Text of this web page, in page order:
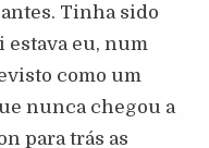
Tinha sido
estava eu, num
como um
nunca chegou a
para trás as